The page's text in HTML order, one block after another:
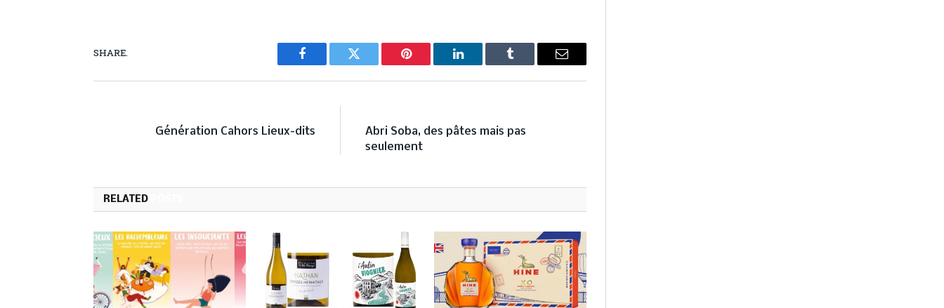
SHARE.
Facebook Twitter Pinterest LinkedIn Tumblr Email
Génération Cahors Lieux-dits
Abri Soba, des pâtes mais pas
seulement
RELATED